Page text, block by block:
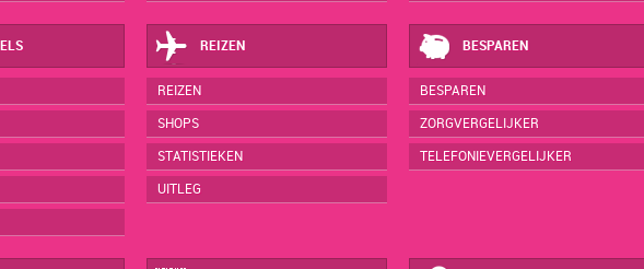
REIZEN
REIZEN
SHOPS
STATISTIEKEN
UITLEG
BESPAREN
BESPAREN
ZORGVERGELIJKER
TELEFONIEVERGELIJKER